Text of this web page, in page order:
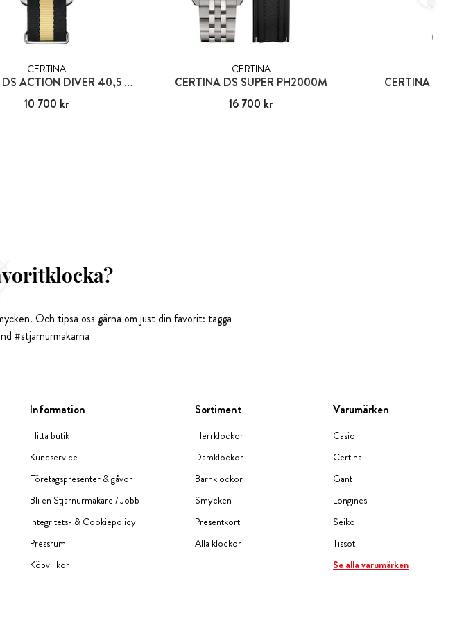
CERTINA
CERTINA DS ACTION DIVER 40,5 MM
Pris: 10 700 kr
10 700 kr
CERTINA
CERTINA DS SUPER PH2000M
Pris: 16 700 kr
16 700 kr
CERTINA DS
Och tipsa oss gärna om just din favorit: tagga
#stjarnurmakarna
Information
Hitta butik
Kundservice
Företagspresenter & gåvor
Bli en Stjärnurmakare / Jobb
Integritets- & Cookiepolicy
Pressrum
Köpvillkor
Sortiment
Herrklockor
Damklockor
Barnklockor
Smycken
Presentkort
Alla klockor
Varumärken
Casio
Certina
Gant
Longines
Seiko
Tissot
Se alla varumärken